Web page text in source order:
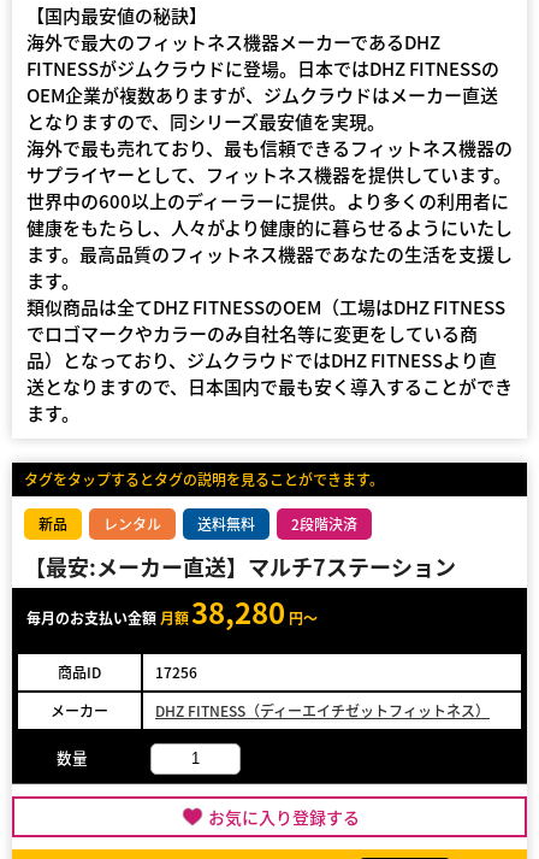
【国内最安値の秘訣】
海外で最大のフィットネス機器メーカーであるDHZ
FITNESSがジムクラウドに登場。日本ではDHZ FITNESSの
OEM企業が複数ありますが、ジムクラウドはメーカー直送
となりますので、同シリーズ最安値を実現。
海外で最も売れており、最も信頼できるフィットネス機器の
サプライヤーとして、フィットネス機器を提供しています。
世界中の600以上のディーラーに提供。より多くの利用者に
健康をもたらし、人々がより健康的に暮らせるようにいたし
ます。最高品質のフィットネス機器であなたの生活を支援し
ます。
類似商品は全てDHZ FITNESSのOEM（工場はDHZ FITNESS
でロゴマークやカラーのみ自社名等に変更をしている商
品）となっており、ジムクラウドではDHZ FITNESSより直
送となりますので、日本国内で最も安く導入することができ
ます。
タグをタップするとタグの説明を見ることができます。
新品 レンタル 送料無料 2段階決済
【最安:メーカー直送】マルチ7ステーション
毎月のお支払い金額 月額38,280 円～
商品ID
17256
メーカー
DHZ FITNESS（ディーエイチゼットフィットネス）
数量
お気に入り登録する